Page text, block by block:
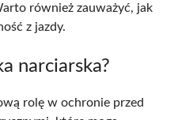
również zauważyć, jak
z jazdy.
narciarska?
rolę w ochronie przed